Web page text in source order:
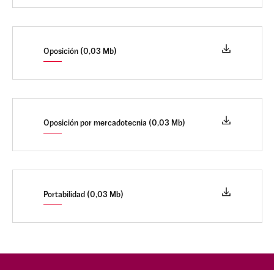
Oposición (0,03 Mb)
Oposición por mercadotecnia (0,03 Mb)
Portabilidad (0,03 Mb)